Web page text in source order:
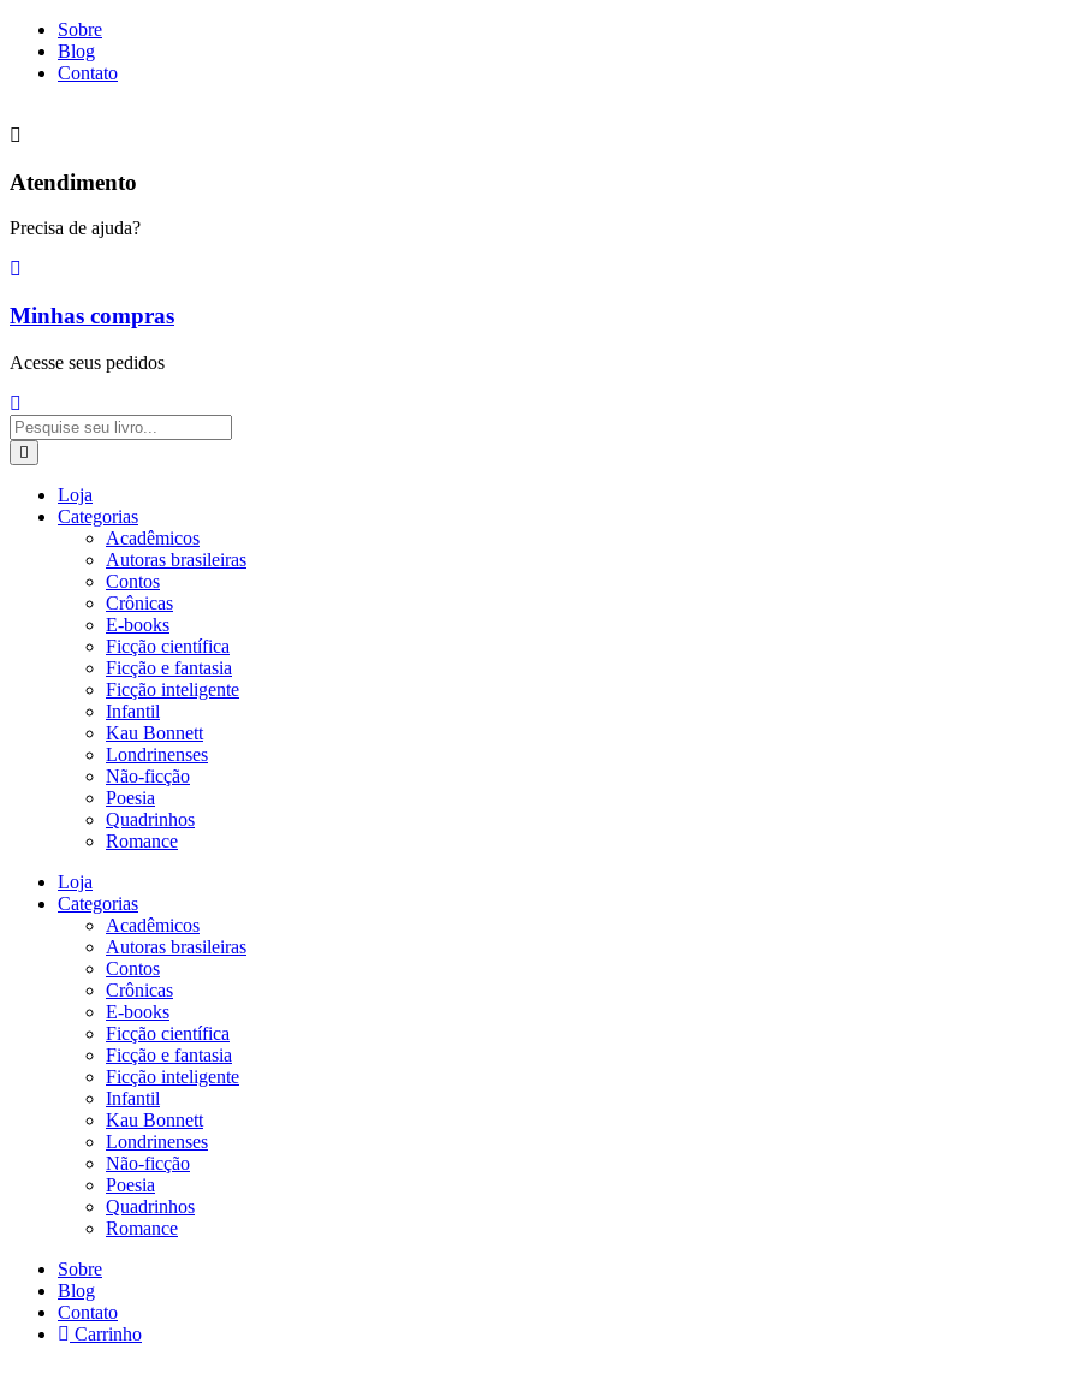
para
Sobre
Blog
Contato
Atendimento
Precisa de ajuda?
Minhas compras
Acesse seus pedidos
Pesquisar
...
Loja
Categorias
Acadêmicos
Autoras brasileiras
Contos
Crônicas
E-books
Ficção científica
Ficção e fantasia
Ficção inteligente
Infantil
Kau Bonnett
Londrinenses
Não-ficção
Poesia
Quadrinhos
Romance
Loja
Categorias
Acadêmicos
Autoras brasileiras
Contos
Crônicas
E-books
Ficção científica
Ficção e fantasia
Ficção inteligente
Infantil
Kau Bonnett
Londrinenses
Não-ficção
Poesia
Quadrinhos
Romance
Sobre
Blog
Contato
Carrinho